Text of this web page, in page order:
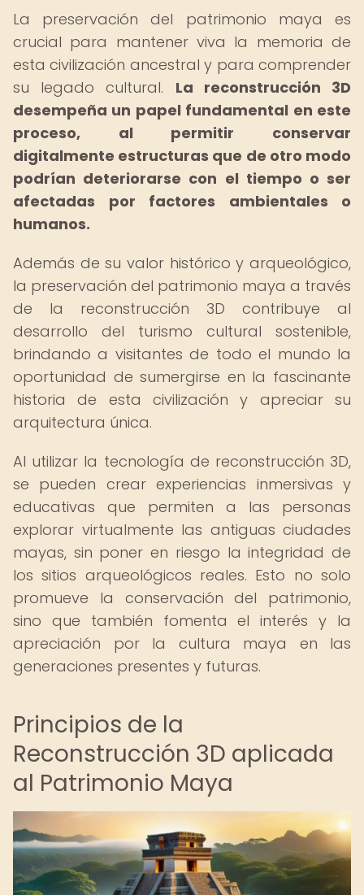
La preservación del patrimonio maya es
crucial para mantener viva la memoria de
esta civilización ancestral y para comprender
su legado cultural. La reconstrucción 3D
desempeña un papel fundamental en este
proceso, al permitir conservar
digitalmente estructuras que de otro modo
podrían deteriorarse con el tiempo o ser
afectadas por factores ambientales o
humanos.
Además de su valor histórico y arqueológico,
la preservación del patrimonio maya a través
de la reconstrucción 3D contribuye al
desarrollo del turismo cultural sostenible,
brindando a visitantes de todo el mundo la
oportunidad de sumergirse en la fascinante
historia de esta civilización y apreciar su
arquitectura única.
Al utilizar la tecnología de reconstrucción 3D,
se pueden crear experiencias inmersivas y
educativas que permiten a las personas
explorar virtualmente las antiguas ciudades
mayas, sin poner en riesgo la integridad de
los sitios arqueológicos reales. Esto no solo
promueve la conservación del patrimonio,
sino que también fomenta el interés y la
apreciación por la cultura maya en las
generaciones presentes y futuras.
Principios de la
Reconstrucción 3D aplicada
al Patrimonio Maya